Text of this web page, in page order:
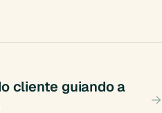
cliente guiando a
→